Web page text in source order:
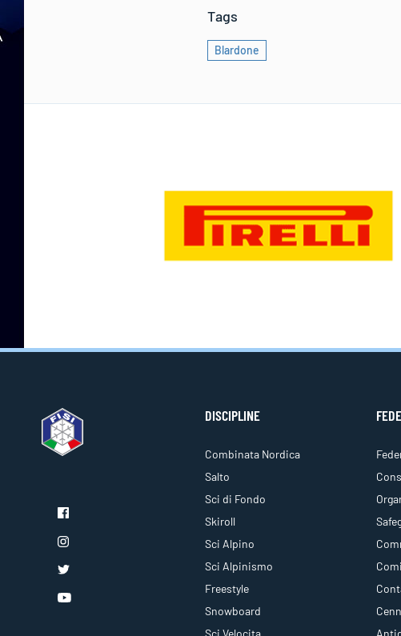
Tags
Blardone
DISCIPLINE
Combinata Nordica
Salto
Sci di Fondo
Skiroll
Sci Alpino
Sci Alpinismo
Freestyle
Snowboard
Sci Velocita